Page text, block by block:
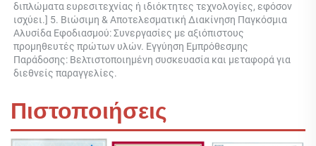
διπλώματα ευρεσιτεχνίας ή ιδιόκτητες τεχνολογίες, εφόσον
ισχύει.] 5. Βιώσιμη & Αποτελεσματική Διακίνηση Παγκόσμια
Αλυσίδα Εφοδιασμού: Συνεργασίες με αξιόπιστους
προμηθευτές πρώτων υλών. Εγγύηση Εμπρόθεσμης
Παράδοσης: Βελτιστοποιημένη συσκευασία και μεταφορά για
διεθνείς παραγγελίες.
Πιστοποιήσεις